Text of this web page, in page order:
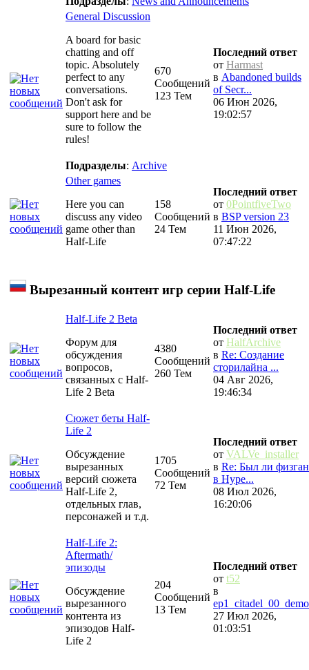
General Discussion
A board for basic
chatting and off
topic. Absolutely
perfect to any
conversations.
Don't ask for
support here and be
sure to follow the
rules!
670
Сообщений
123 Тем
Последний ответ
от Harmast
в Abandoned builds
of Secr...
06 Июн 2026,
19:02:57
Подразделы: Archive
Other games
Here you can
discuss any video
game other than
Half-Life
158
Сообщений
24 Тем
Последний ответ
от 0PointfiveTwo
в BSP version 23
11 Июн 2026,
07:47:22
Вырезанный контент игр серии Half-Life
Half-Life 2 Beta
Форум для
обсуждения
вопросов,
связанных с Half-
Life 2 Beta
4380
Сообщений
260 Тем
Последний ответ
от HalfArchive
в Re: Создание
сторилайна ...
04 Авг 2026,
19:46:34
Сюжет беты Half-
Life 2
Обсуждение
вырезанных
версий сюжета
Half-Life 2,
отдельных глав,
персонажей и т.д.
1705
Сообщений
72 Тем
Последний ответ
от VALVe_installer
в Re: Был ли физган
в Hype...
08 Июл 2026,
16:20:06
Half-Life 2:
Aftermath/
эпизоды
Обсуждение
вырезанного
контента из
эпизодов Half-
Life 2
204
Сообщений
13 Тем
Последний ответ
от t52
в
ep1_citadel_00_demo
27 Июл 2026,
01:03:51